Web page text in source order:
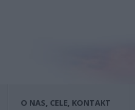
O NAS, CELE, KONTAKT